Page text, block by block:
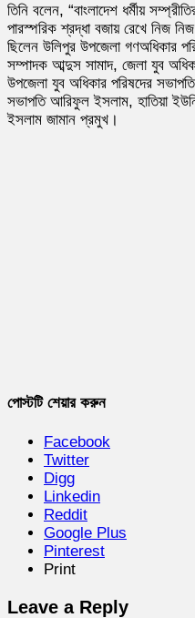
তিনি বলেন, “বাংলাদেশ ধর্মীয়
পারস্পরিক শ্রদ্ধা বজায় রেখে নিজ
ছিলেন উলিপুর উপজেলা গণঅধিকার
সম্পাদক আব্দুস সামাদ, জেলা যুব
উপজেলা যুব অধিকার পরিষদের
সভাপতি আরিফুল ইসলাম, হাতিয়া
ইসলাম জামান প্রমুখ।
পোস্টটি শেয়ার করুন
Facebook
Twitter
Digg
Linkedin
Reddit
Google Plus
Pinterest
Print
Leave a Reply